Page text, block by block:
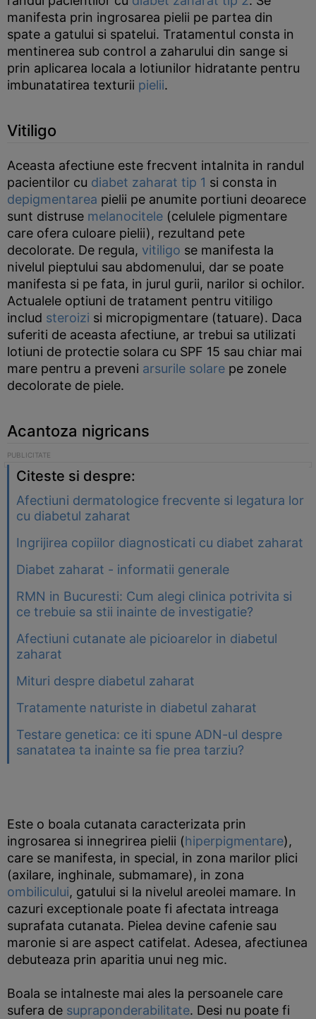
manifesta prin ingrosarea pielii pe partea din
spate a gatului si spatelui. Tratamentul consta in
mentinerea sub control a zaharului din sange si
prin aplicarea locala a lotiunilor hidratante pentru
imbunatatirea texturii pielii.
Vitiligo
Aceasta afectiune este frecvent intalnita in randul
pacientilor cu diabet zaharat tip 1 si consta in
depigmentarea pielii pe anumite portiuni deoarece
sunt distruse melanocitele (celulele pigmentare
care ofera culoare pielii), rezultand pete
decolorate. De regula, vitiligo se manifesta la
nivelul pieptului sau abdomenului, dar se poate
manifesta si pe fata, in jurul gurii, narilor si ochilor.
Actualele optiuni de tratament pentru vitiligo
includ steroizi si micropigmentare (tatuare). Daca
suferiti de aceasta afectiune, ar trebui sa utilizati
lotiuni de protectie solara cu SPF 15 sau chiar mai
mare pentru a preveni arsurile solare pe zonele
decolorate de piele.
Acantoza nigricans
Citeste si despre:
Afectiuni dermatologice frecvente si legatura lor
cu diabetul zaharat
Ingrijirea copiilor diagnosticati cu diabet zaharat
Diabet zaharat - informatii generale
RMN in Bucuresti: Cum alegi clinica potrivita si
ce trebuie sa stii inainte de investigatie?
Afectiuni cutanate ale picioarelor in diabetul
zaharat
Mituri despre diabetul zaharat
Tratamente naturiste in diabetul zaharat
Testare genetica: ce iti spune ADN-ul despre
sanatatea ta inainte sa fie prea tarziu?
Este o boala cutanata caracterizata prin
ingrosarea si innegrirea pielii (hiperpigmentare),
care se manifesta, in special, in zona marilor plici
(axilare, inghinale, submamare), in zona
ombilicului, gatului si la nivelul areolei mamare. In
cazuri exceptionale poate fi afectata intreaga
suprafata cutanata. Pielea devine cafenie sau
maronie si are aspect catifelat. Adesea, afectiunea
debuteaza prin aparitia unui neg mic.
Boala se intalneste mai ales la persoanele care
sufera de supraponderabilitate. Desi nu poate fi